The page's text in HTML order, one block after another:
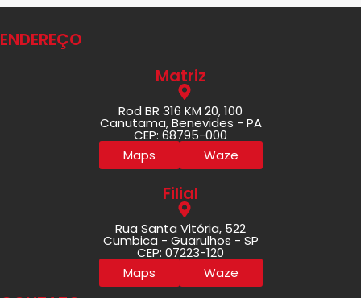
ENDEREÇO
Matriz
Rod BR 316 KM 20, 100
Canutama, Benevides - PA
CEP: 68795-000
Maps
Waze
Filial
Rua Santa Vitória, 522
Cumbica - Guarulhos - SP
CEP: 07223-120
Maps
Waze